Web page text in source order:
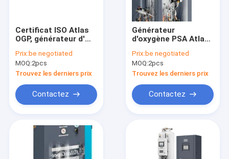
Certificat ISO Atlas
OGP, générateur d'
PSA OGP8 Poids 700
kg
Prix:be negotiated
MOQ:2pcs
Trouvez les derniers prix
Contactez
Générateur
d'oxygène PSA Atlas
alliage d'aluminium
Prix:be negotiated
MOQ:2pcs
Trouvez les derniers prix
Contactez